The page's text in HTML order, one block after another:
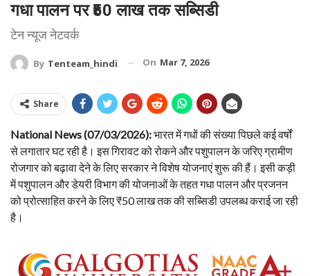
गधा पालन पर ₹50 लाख तक सब्सिडी
टेन न्यूज नेटवर्क
By Tenteam_hindi On Mar 7, 2026
Share
National News (07/03/2026):भारत में गधों की संख्या पिछले कई वर्षों
से लगातार घट रही है। इस गिरावट को रोकने और पशुपालन के जरिए ग्रामीण
रोजगार को बढ़ावा देने के लिए सरकार ने विशेष योजनाएं शुरू की हैं। इसी कड़ी
में पशुपालन और डेयरी विभाग की योजनाओं के तहत गधा पालन और प्रजनन
को प्रोत्साहित करने के लिए ₹50 लाख तक की सब्सिडी उपलब्ध कराई जा रही
है।